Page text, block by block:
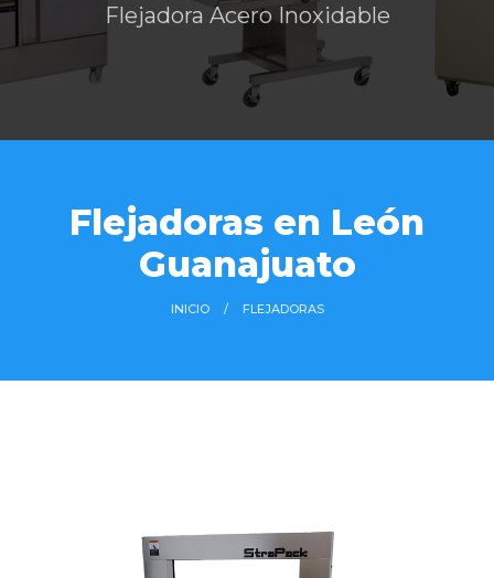
Flejadora Acero Inoxidable
Flejadoras en León
Guanajuato
INICIO FLEJADORAS